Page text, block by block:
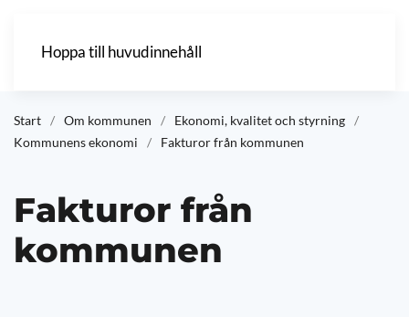
Hoppa till huvudinnehåll
Start Om kommunen
Ekonomi, kvalitet och styrning
Kommunens ekonomi
Fakturor från kommunen
Fakturor från
kommunen